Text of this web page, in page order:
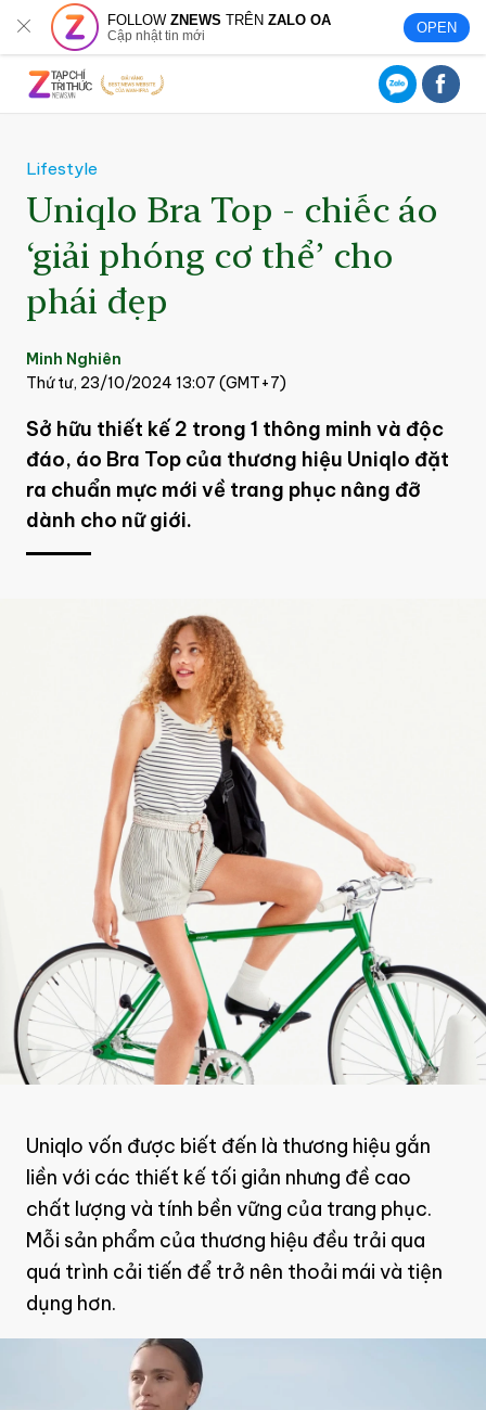
FOLLOWZNEWS TRÊNZALO OA
Cập nhật tin mới OPEN
Lifestyle
Uniqlo Bra Top - chiếc áo
‘giải phóng cơ thể’ cho
phái đẹp
Minh Nghiên
Thứ tư, 23/10/2024 13:07 (GMT+7)
Sở hữu thiết kế 2 trong 1 thông minh và độc
đáo, áo Bra Top của thương hiệu Uniqlo đặt
ra chuẩn mực mới về trang phục nâng đỡ
dành cho nữ giới.
Uniqlo vốn được biết đến là thương hiệu gắn
liền với các thiết kế tối giản nhưng đề cao
chất lượng và tính bền vững của trang phục.
Mỗi sản phẩm của thương hiệu đều trải qua
quá trình cải tiến để trở nên thoải mái và tiện
dụng hơn.